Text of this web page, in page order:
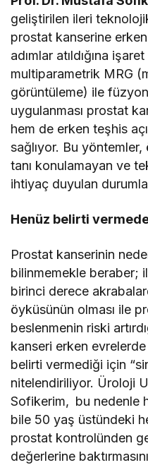
geliştirilen ileri
prostat kanserine
adımlar atıldığına
multiparametrik MRG
görüntüleme) ile
uygulanması prostat
hem de erken teşhis
sağlıyor. Bu
tanı konulamayan ve
ihtiyaç duyulan
Henüz belirti
Prostat kanserinin
bilinmemekle beraber;
birinci derece
öyküsünün olması ile
beslenmenin riski
kanseri erken
belirti vermediği için
nitelendiriliyor. Üroloji
Sofikerim, bu nedenle
bile 50 yaş üstündeki
prostat kontrolünden
değerlerine